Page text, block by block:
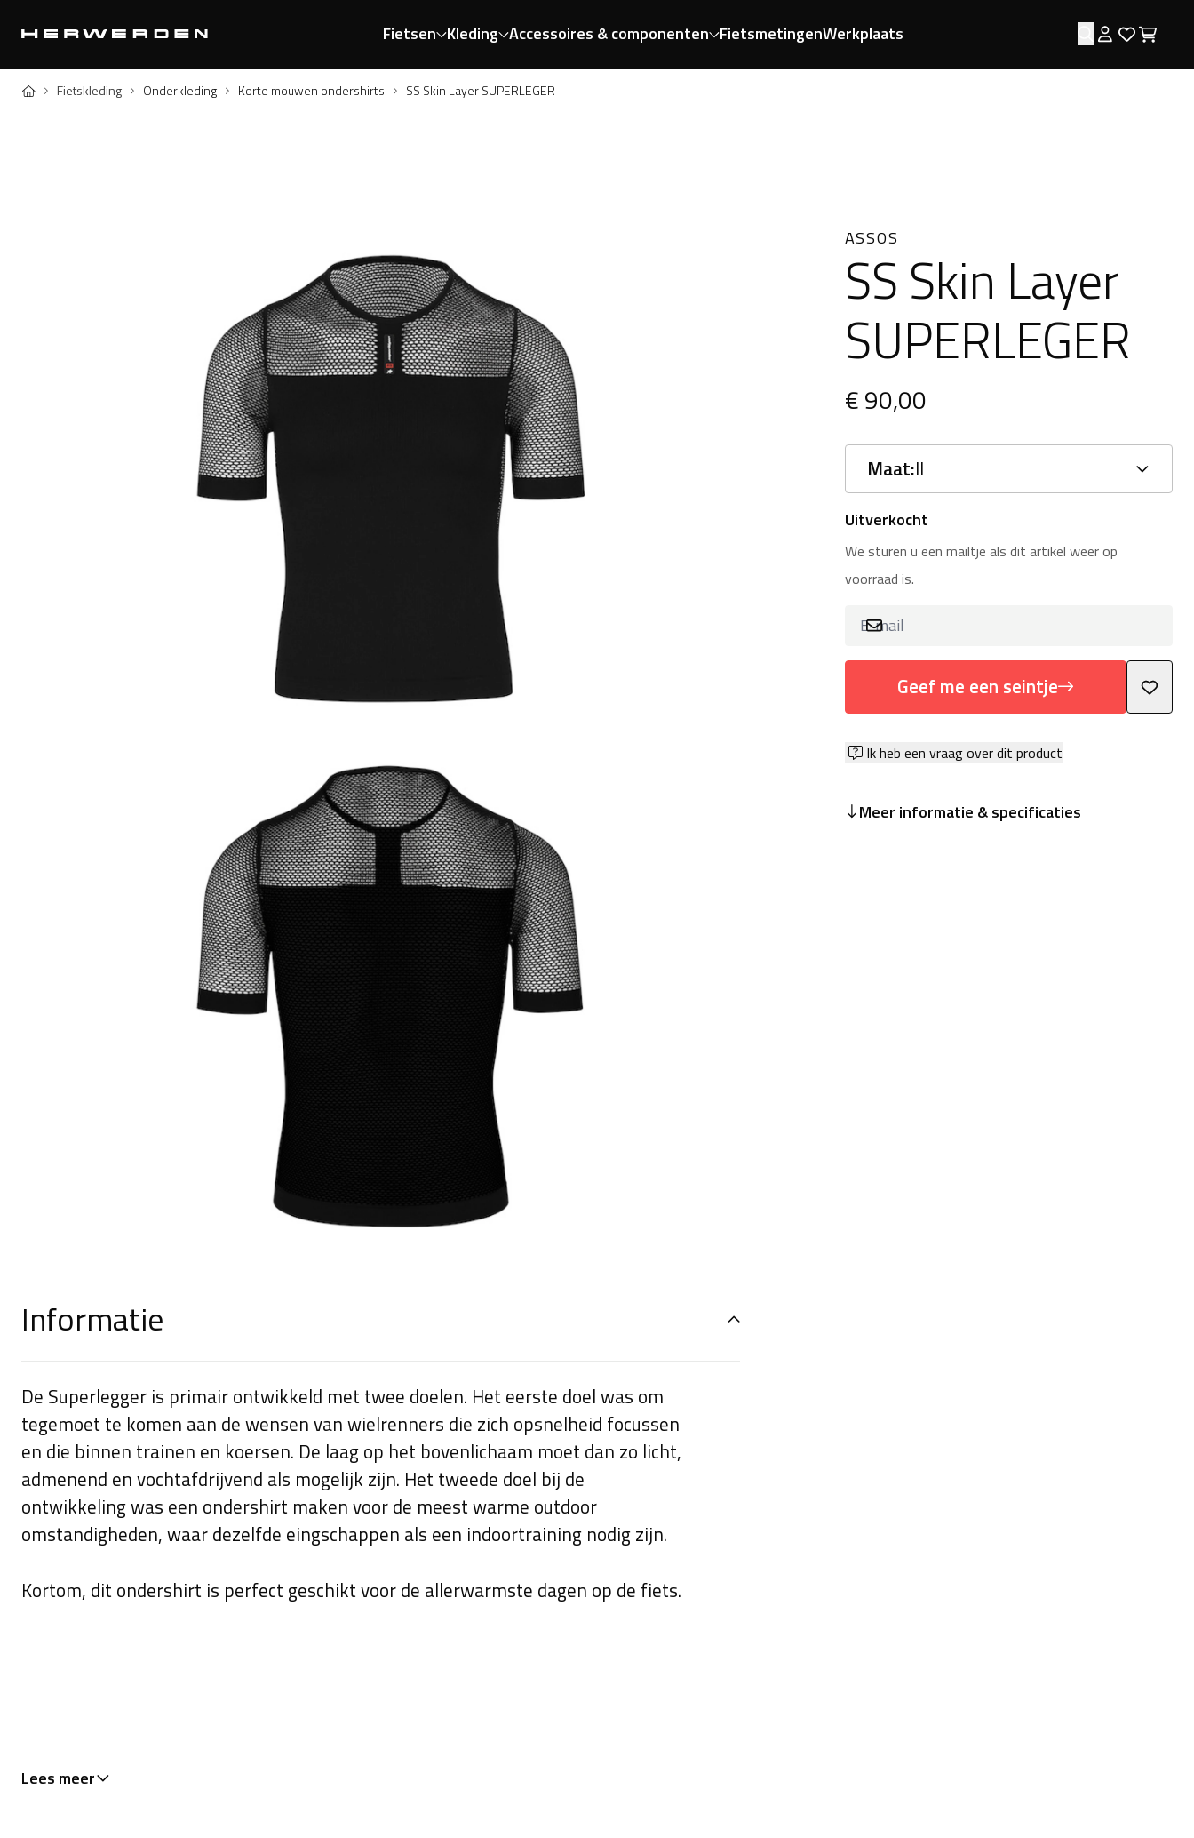
Fietsen Kleding Accessoires & componenten FietsmetingenWerkplaats Zoeken
Log in
Home Fietskleding Onderkleding Korte mouwen ondershirts SS Skin Layer SUPERLEGER
ASSOS
SS Skin Layer
SUPERLEGER
€ 90,00
Maat:II
Uitverkocht
We sturen u een mailtje als dit artikel weer op
voorraad is.
Geef me een seintje
Ik heb een vraag over dit product
Meer informatie & specificaties
Informatie
De Superlegger is primair ontwikkeld met twee doelen. Het eerste doel was om
tegemoet te komen aan de wensen van wielrenners die zich opsnelheid focussen
en die binnen trainen en koersen. De laag op het bovenlichaam moet dan zo licht,
admenend en vochtafdrijvend als mogelijk zijn. Het tweede doel bij de
ontwikkeling was een ondershirt maken voor de meest warme outdoor
omstandigheden, waar dezelfde eingschappen als een indoortraining nodig zijn.
Kortom, dit ondershirt is perfect geschikt voor de allerwarmste dagen op de fiets.
Lees meer